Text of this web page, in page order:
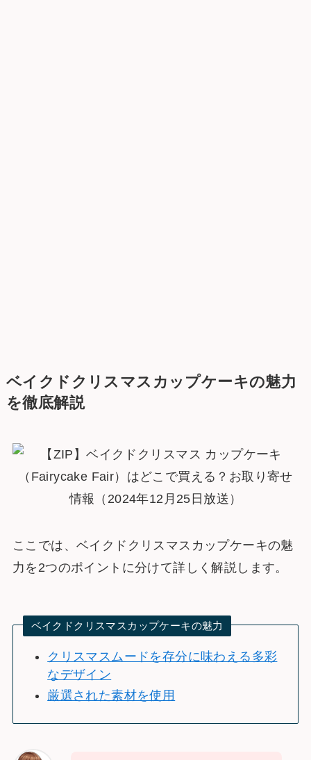
ベイクドクリスマスカップケーキの魅力
を徹底解説
ここでは、ベイクドクリスマスカップケーキの魅
力を2つのポイントに分けて詳しく解説します。
ベイクドクリスマスカップケーキの魅力
クリスマスムードを存分に味わえる多彩
なデザイン
厳選された素材を使用